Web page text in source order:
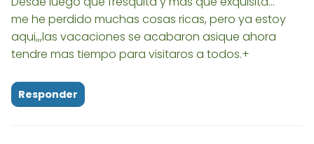
me he perdido muchas cosas ricas, pero ya estoy
aqui,,,las vacaciones se acabaron asique ahora
tendre mas tiempo para visitaros a todos.+
Responder